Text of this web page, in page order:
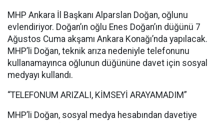
MHP Ankara İl Başkanı Alparslan Doğan, oğlunu
evlendiriyor. Doğan’ın oğlu Enes Doğan’ın düğünü 7
Ağustos Cuma akşamı Ankara Konağı’nda yapılacak.
MHP’li Doğan, teknik arıza nedeniyle telefonunu
kullanamayınca oğlunun düğününe davet için sosyal
medyayı kullandı.
“TELEFONUM ARIZALI, KİMSEYİ ARAYAMADIM”
MHP’li Doğan, sosyal medya hesabından davetiye